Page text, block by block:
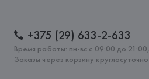
+375 (29) 633-2-633
Время работы: пн-вс с 09:00 до 21:00,
Заказы через корзину круглосуточно